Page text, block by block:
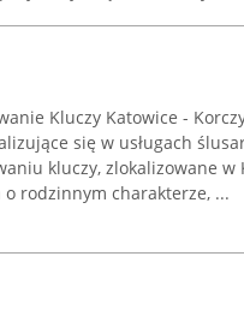
Kluczy Katowice -
się w usługach
kluczy, zlokalizowane w
o rodzinnym charakterze, ...